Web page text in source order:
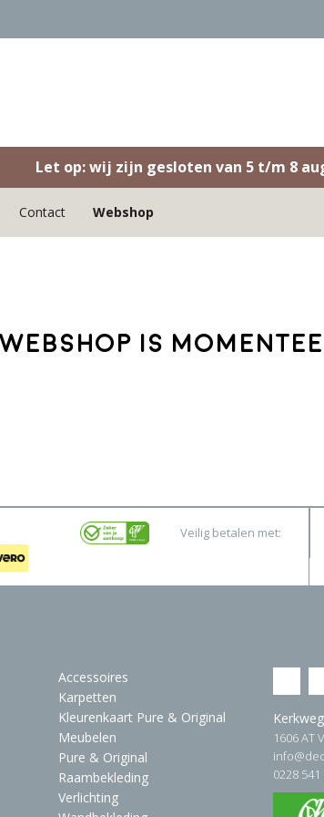
Let op: wij zijn gesloten van 5 t/m 8
Contact Webshop
is
Veilig betalen met:
Accessoires
Karpetten
Kleurenkaart Pure & Original
Meubelen
Pure & Original
Raambekleding
Verlichting
1606 AT
0228 541